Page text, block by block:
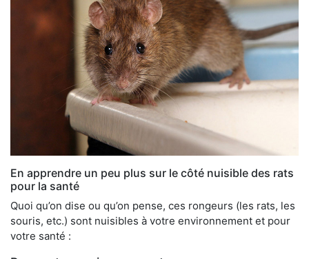
En apprendre un peu plus sur le côté nuisible des rats
pour la santé
Quoi qu’on dise ou qu’on pense, ces rongeurs (les rats, les
souris, etc.) sont nuisibles à votre environnement et pour
votre santé :